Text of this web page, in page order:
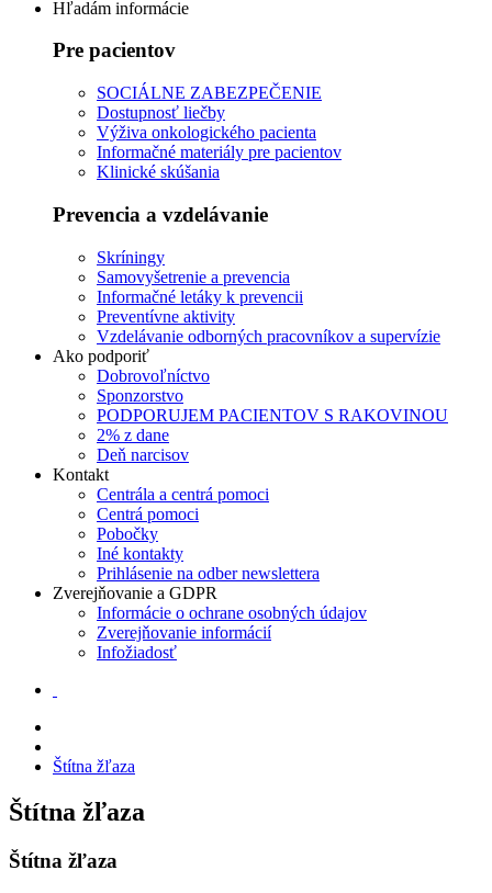
Hľadám informácie
Pre pacientov
SOCIÁLNE ZABEZPEČENIE
Dostupnosť liečby
Výživa onkologického pacienta
Informačné materiály pre pacientov
Klinické skúšania
Prevencia a vzdelávanie
Skríningy
Samovyšetrenie a prevencia
Informačné letáky k prevencii
Preventívne aktivity
Vzdelávanie odborných pracovníkov a supervízie
Ako podporiť
Dobrovoľníctvo
Sponzorstvo
PODPORUJEM PACIENTOV S RAKOVINOU
2% z dane
Deň narcisov
Kontakt
Centrála a centrá pomoci
Centrá pomoci
Pobočky
Iné kontakty
Prihlásenie na odber newslettera
Zverejňovanie a GDPR
Informácie o ochrane osobných údajov
Zverejňovanie informácií
Infožiadosť
Štítna žľaza
Štítna žľaza
Štítna žľaza